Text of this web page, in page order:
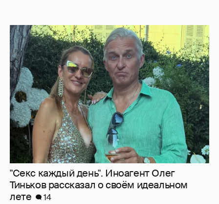
"Секс каждый день". Иноагент Олег
Тиньков рассказал о своём идеальном
лете
14